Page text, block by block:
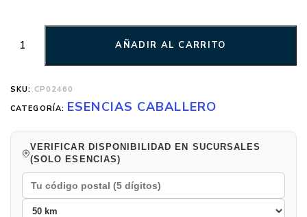
AÑADIR AL CARRITO
SKU: CP02460
CATEGORÍA: ESENCIAS CABALLERO
VERIFICAR DISPONIBILIDAD EN SUCURSALES
(SOLO ESENCIAS)